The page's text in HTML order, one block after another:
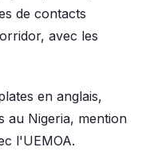
de contacts
avec les
en anglais,
au Nigeria, mention
l'UEMOA.